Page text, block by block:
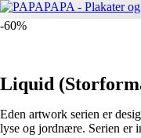
-60%
Liquid
Eden artwork serien er
lyse og jordnære. Serien er